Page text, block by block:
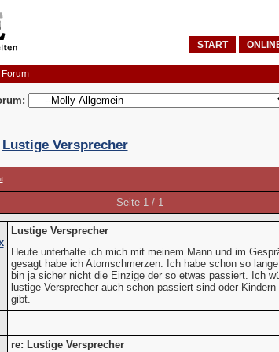
START
Lustige Versprecher
Seite 1 / 1
Lustige Versprecher
Heute unterhalte ich mich mit meinem Mann und im
gesagt habe ich Atomschmerzen. Ich habe schon so
bin ja sicher nicht die Einzige der so etwas passiert. Ich
lustige Versprecher auch schon passiert sind oder
gibt.
re: Lustige Versprecher